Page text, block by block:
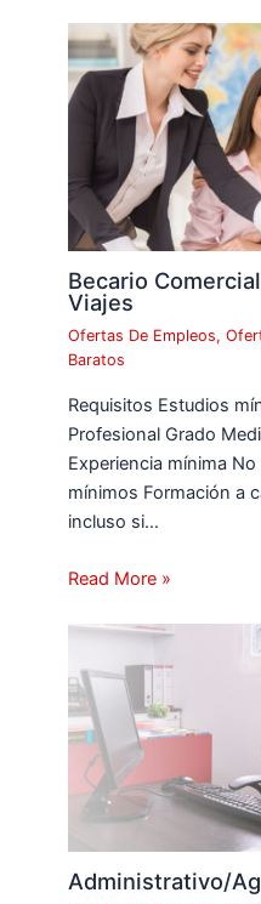
Becario
Viajes
Ofertas De Empleos,
Baratos
Requisitos Estudios
Profesional Grado
Experiencia mínima
mínimos Formación a
incluso si…
Read More »
Administrativo/